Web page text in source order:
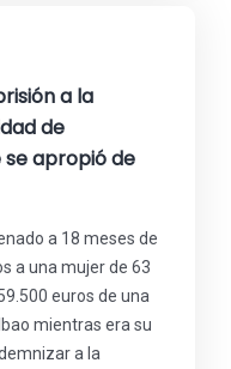
a la
de
apropió de
a 18 meses de
a una mujer de 63
euros de una
mientras era su
a la